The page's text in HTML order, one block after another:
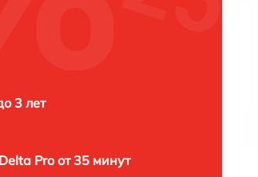
3 лет
Pro от 35 минут